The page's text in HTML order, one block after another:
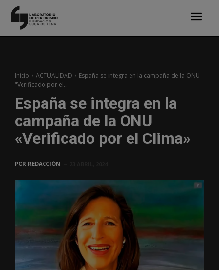
Inicio ACTUALIDAD
España se integra en la campaña de la ONU
"Verificado por el...
España se integra en la
campaña de la ONU
«Verificado por el Clima»
POR REDACCIÓN